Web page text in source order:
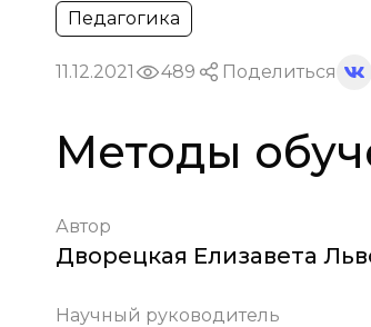
Педагогика
11.12.2021 489 Поделиться
Методы
Автор
Дворецкая Елизавета
Научный руководитель